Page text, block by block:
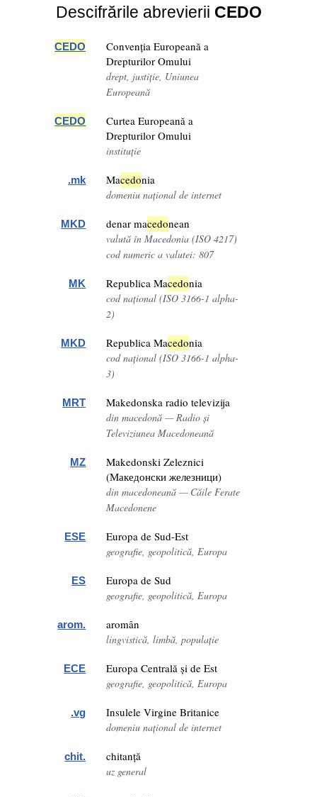
Descifrările abrevierii CEDO
CEDO
Convenția Europeană a
Drepturilor Omului
drept, justiție, Uniunea
Europeană
CEDO
Curtea Europeană a
Drepturilor Omului
instituție
.mk Macedonia
domeniu național de internet
MKD denar macedonean
valută în Macedonia (ISO 4217)
cod numeric a valutei: 807
MK Republica Macedonia
cod național (ISO 3166-1 alpha-
2)
MKD Republica Macedonia
cod național (ISO 3166-1 alpha-
3)
MRT Makedonska radio televizija
din macedonă — Radio și
Televiziunea Macedoneană
MZ
Makedonski Zeleznici
(Македонски железници)
din macedoneană — Căile Ferate
Macedonene
ESE Europa de Sud-Est
geografie, geopolitică, Europa
ES Europa de Sud
geografie, geopolitică, Europa
arom. aromân
lingvistică, limbă, populație
ECE Europa Centrală și de Est
geografie, geopolitică, Europa
.vg Insulele Virgine Britanice
domeniu național de internet
chit. chitanță
uz general